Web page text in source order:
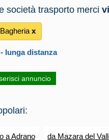
società trasporto merci
х
- lunga distanza
annuncio
a Adrano da Mazara del